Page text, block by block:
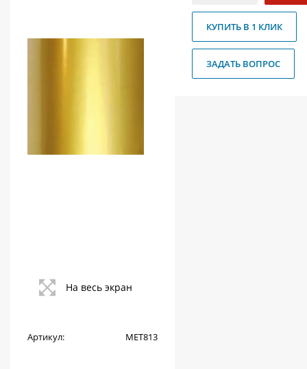
На весь экран
Артикул: МЕТ813
КУПИТЬ В 1 КЛИК
ЗАДАТЬ ВОПРОС